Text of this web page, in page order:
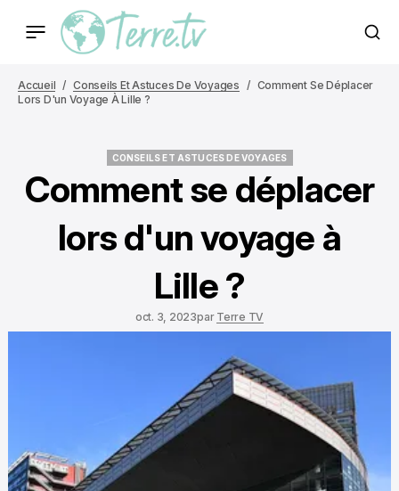
Accueil Conseils Et Astuces De Voyages
Comment Se Déplacer
Lors D'un Voyage À Lille ?
CONSEILS ET ASTUCES DE VOYAGES
Comment se déplacer
lors d'un voyage à
Lille ?
oct. 3, 2023par Terre TV